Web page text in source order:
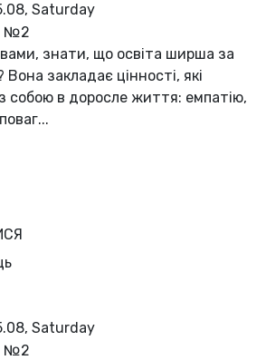
Saturday
№2
знати, що освіта ширша за
закладає цінності, які
собою в доросле життя: емпатію,
Saturday
№2